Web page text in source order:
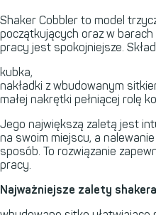
Shaker Cobbler to model
początkujących oraz w
pracy jest spokojniejsze.
kubka,
nakładki z wbudowanym
małej nakrętki pełniącej rolę
Jego największą zaletą jest
na swoim miejscu, a
sposób. To rozwiązanie
pracy.
Najważniejsze zalety